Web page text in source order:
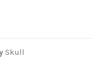
Skull